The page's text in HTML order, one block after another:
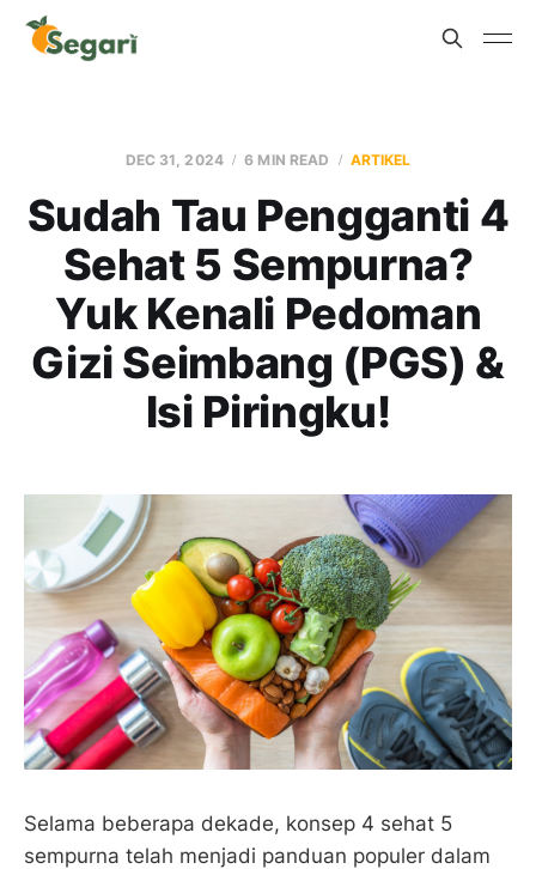
DEC 31, 2024 6 MIN READ ARTIKEL
Sudah Tau Pengganti 4
Sehat 5 Sempurna?
Yuk Kenali Pedoman
Gizi Seimbang (PGS) &
Isi Piringku!
Selama beberapa dekade, konsep 4 sehat 5
sempurna telah menjadi panduan populer dalam